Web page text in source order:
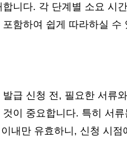
합니다. 각 단계별 소요 시
포함하여 쉽게 따라하실 수
발급 신청 전, 필요한 서류
것이 중요합니다. 특히 서
내만 유효하니, 신청 시점